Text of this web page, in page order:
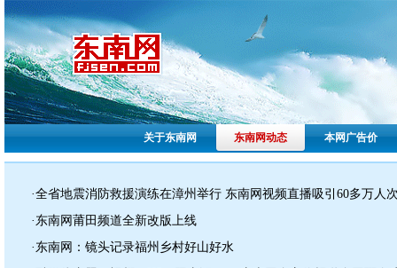
关于东南网 东南网动态 本网广告价
·全省地震消防救援演练在漳州举行 东南网视频直播吸引60多万人
·东南网莆田频道全新改版上线
·东南网：镜头记录福州乡村好山好水